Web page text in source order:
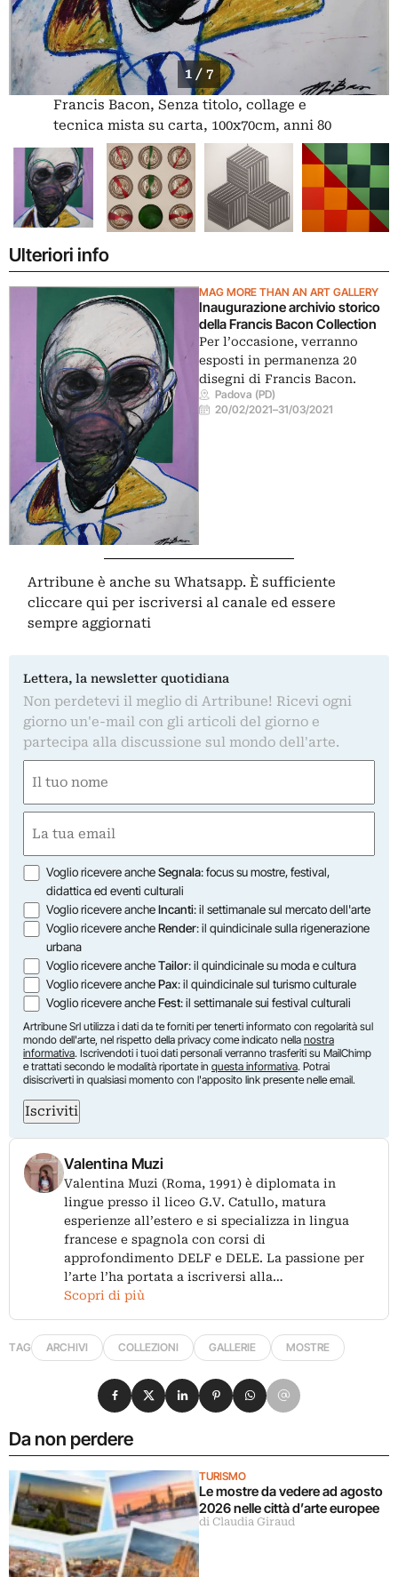
1 / 7
Francis Bacon, Senza titolo, collage e
tecnica mista su carta, 100x70cm, anni 80
Ulteriori info
MAG MORE THAN AN ART GALLERY
Inaugurazione archivio storico
della Francis Bacon Collection
Per l’occasione, verranno
esposti in permanenza 20
disegni di Francis Bacon.
Padova (PD)
20/02/2021–31/03/2021
Artribune è anche su Whatsapp. È sufficiente
cliccare qui per iscriversi al canale ed essere
sempre aggiornati
Lettera, la newsletter quotidiana
Non perdetevi il meglio di Artribune! Ricevi ogni
giorno un'e-mail con gli articoli del giorno e
partecipa alla discussione sul mondo dell'arte.
(Required)
First
(Required)
Opzioni
Voglio ricevere ancheSegnala: focus su mostre, festival,
didattica ed eventi culturali
Voglio ricevere ancheIncanti: il settimanale sul mercato dell'arte
Voglio ricevere ancheRender: il quindicinale sulla rigenerazione
urbana
Voglio ricevere ancheTailor: il quindicinale su moda e cultura
Voglio ricevere anchePax: il quindicinale sul turismo culturale
Voglio ricevere ancheFest: il settimanale sui festival culturali
Artribune Srl utilizza i dati da te forniti per tenerti informato con regolarità sul
mondo dell'arte, nel rispetto della privacy come indicato nella nostra
informativa. Iscrivendoti i tuoi dati personali verranno trasferiti su MailChimp
e trattati secondo le modalità riportate in questa informativa. Potrai
disiscriverti in qualsiasi momento con l'apposito link presente nelle email.
Iscriviti
Valentina Muzi
Valentina Muzi (Roma, 1991) è diplomata in
lingue presso il liceo G.V. Catullo, matura
esperienze all’estero e si specializza in lingua
francese e spagnola con corsi di
approfondimento DELF e DELE. La passione per
l’arte l’ha portata a iscriversi alla…
Scopri di più
TAG ARCHIVI COLLEZIONI GALLERIE MOSTRE
Da non perdere
TURISMO
Le mostre da vedere ad agosto
2026 nelle città d’arte europee
di Claudia Giraud
Condividi su Facebook
Condividi su X
Condividi su LinkedIn
Condividi su Pinterest
Condividi su WhatsApp
Condividi su Email